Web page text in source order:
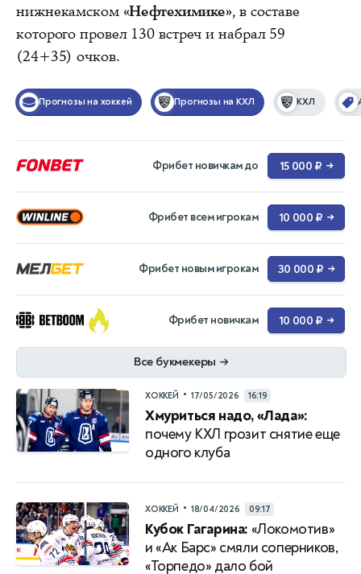
нижнекамском «Нефтехимике», в составе
которого провел 130 встреч и набрал 59
(24+35) очков.
Прогнозы на хоккей Прогнозы на КХЛ КХЛ
Фрибет новичкам до 15 000 ₽ →
Фрибет всем игрокам 10 000 ₽ →
Фрибет новым игрокам 30 000 ₽ →
Фрибет новичкам 10 000 ₽ →
Все букмекеры →
ХОККЕЙ • 17/05/2026 16:19
Хмуриться надо, «Лада»:
почему КХЛ грозит снятие еще
одного клуба
ХОККЕЙ • 18/04/2026 09:17
Кубок Гагарина: «Локомотив»
и «Ак Барс» смяли соперников,
«Торпедо» дало бой